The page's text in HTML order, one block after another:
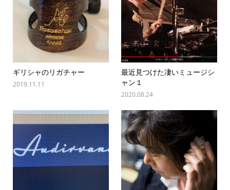
ギリシャのリガチャー
2019.11.11
最近見つけた凄いミュージシ
ャン１
2020.08.24